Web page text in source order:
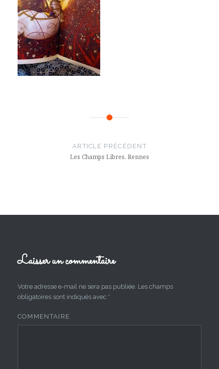
ARTICLE PRÉCÉDENT
Les Champs Libres, Rennes
Laisser un commentaire
Votre adresse e-mail ne sera pas publiée. Les champs
obligatoires sont indiqués avec *
COMMENTAIRE